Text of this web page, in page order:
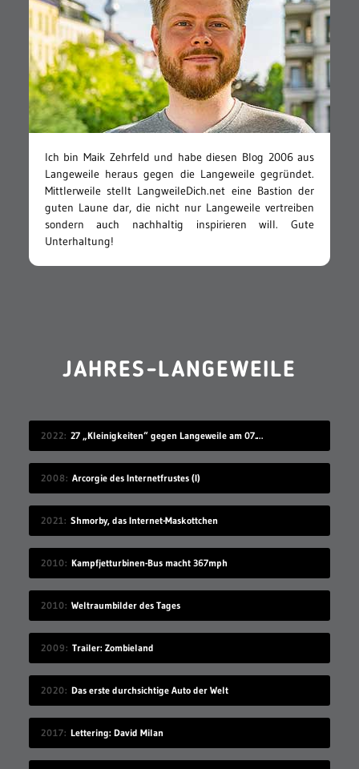
Ich bin Maik Zehrfeld und habe diesen Blog 2006 aus
Langeweile heraus gegen die Langeweile gegründet.
Mittlerweile stellt LangweileDich.net eine Bastion der
guten Laune dar, die nicht nur Langeweile vertreiben
sondern auch nachhaltig inspirieren will. Gute
Unterhaltung!
JAHRES-LANGEWEILE
2022 27 „Kleinigkeiten“ gegen Langeweile am 07.08.2022
2008 Arcorgie des Internetfrustes (I)
2021 Shmorby, das Internet-Maskottchen
2010 Kampfjetturbinen-Bus macht 367mph
2010 Weltraumbilder des Tages
2009 Trailer: Zombieland
2020 Das erste durchsichtige Auto der Welt
2017 Lettering: David Milan